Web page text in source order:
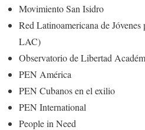
Movimiento San Isidro
Red Latinoamericana de
LAC)
Observatorio de Libertad
PEN América
PEN Cubanos en el exilio
PEN International
People in Need